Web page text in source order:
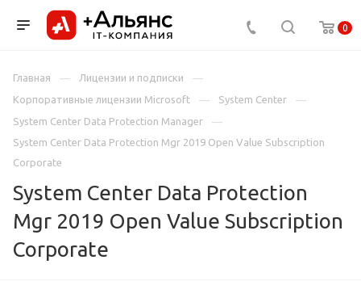
0
Главная
Лицензии и подписки
Корпоративные лицензии Microsoft
System Center
System Center Data Protection Manager
System Center Data Protection Mgr 2019 Open Value Subscription
Corporate
System Center Data Protection
Mgr 2019 Open Value Subscription
Corporate